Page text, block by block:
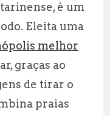
é um
Eleita uma
melhor
graças ao
de tirar o
praias